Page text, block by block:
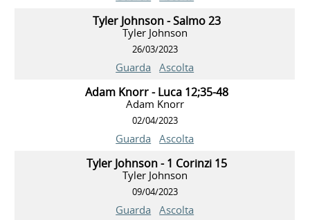
Tyler Johnson - Salmo 23
Tyler Johnson
26/03/2023
Guarda Ascolta
Adam Knorr - Luca 12;35-48
Adam Knorr
02/04/2023
Guarda Ascolta
Tyler Johnson - 1 Corinzi 15
Tyler Johnson
09/04/2023
Guarda Ascolta